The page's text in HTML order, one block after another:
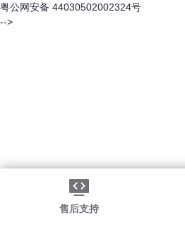
售后支持
粤公网安备 44030502002324号
-->